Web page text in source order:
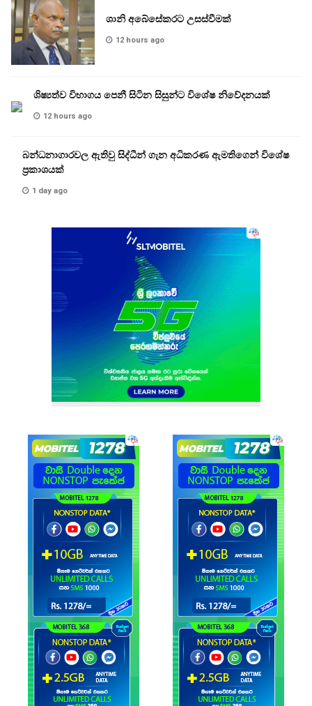
ශානි අබේසේකරට උසස්වීමක්
12 hours ago
ශිෂ්‍යත්ව විභාගය පෙනී සිටින සිසුන්ට විශේෂ නිවේදනයක්
12 hours ago
බන්ධනාගාරවල ඇතිවු සිද්ධීන් ගැන අධිකරණ ඇමතිගෙන් විශේෂ
ප්‍රකාශයක්
1 day ago